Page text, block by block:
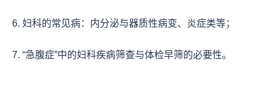
6. 妇科的常见病：内分泌与器质性病变、炎症类等；
7. “急腹症”中的妇科疾病筛查与体检早筛的必要性。